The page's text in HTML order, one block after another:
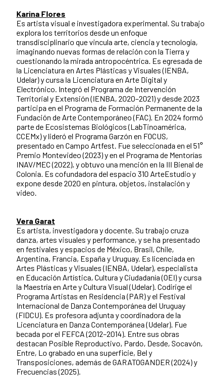
Karina Flores
Es artista visual e investigadora experimental. Su trabajo
explora los territorios desde un enfoque
transdisciplinario que vincula arte, ciencia y tecnología,
imaginando nuevas formas de relación con la Tierra y
cuestionando la mirada antropocéntrica. Es egresada de
la Licenciatura en Artes Plásticas y Visuales (IENBA,
Udelar) y cursa la Licenciatura en Arte Digital y
Electrónico. Integró el Programa de Intervención
Territorial y Extensión (IENBA, 2020–2021) y desde 2023
participa en el Programa de Formación Permanente de la
Fundación de Arte Contemporáneo (FAC). En 2024 formó
parte de Ecosistemas Biológicos (LabTinoamérica,
CCEMx) y lideró el Programa Garzón en FOCUS,
presentado en Campo Artfest. Fue seleccionada en el 51°
Premio Montevideo (2023) y en el Programa de Mentorías
INAV/MEC (2022), y obtuvo una mención en la III Bienal de
Colonia. Es cofundadora del espacio 310 ArteEstudio y
expone desde 2020 en pintura, objetos, instalación y
video.
Vera Garat
Es artista, investigadora y docente. Su trabajo cruza
danza, artes visuales y performance, y se ha presentado
en festivales y espacios de México, Brasil, Chile,
Argentina, Francia, España y Uruguay. Es licenciada en
Artes Plásticas y Visuales (IENBA, Udelar), especialista
en Educación Artística, Cultura y Ciudadanía (OEI) y cursa
la Maestría en Arte y Cultura Visual (Udelar). Codirige el
Programa Artistas en Residencia (PAR) y el Festival
Internacional de Danza Contemporánea del Uruguay
(FIDCU). Es profesora adjunta y coordinadora de la
Licenciatura en Danza Contemporánea (Udelar). Fue
becada por el FEFCA (2012–2014). Entre sus obras
destacan Posible Reproductivo, Pardo, Desde, Socavón,
Entre, Lo grabado en una superficie, Bel y
Transposiciones, además de GARATOGANDER (2024) y
Frecuencias (2025).